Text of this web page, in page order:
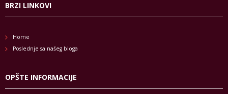
BRZI LINKOVI
Home
Poslednje sa našeg bloga
OPŠTE INFORMACIJE